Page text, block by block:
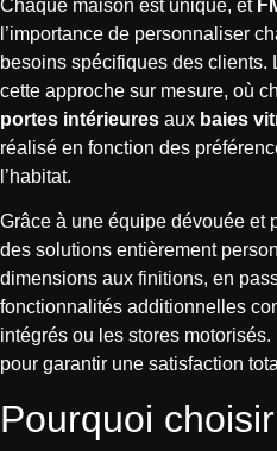
Chaque maison est unique, et
l’importance de personnaliser
besoins spécifiques des clients.
cette approche sur mesure, où
portes intérieures aux baies
réalisé en fonction des
l’habitat.
Grâce à une équipe dévouée et
des solutions entièrement
dimensions aux finitions, en
fonctionnalités additionnelles
intégrés ou les stores
pour garantir une satisfaction
Pourquoi